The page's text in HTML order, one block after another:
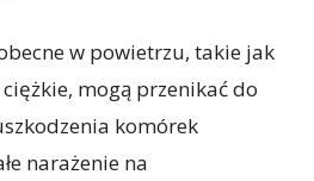
w powietrzu, takie jak
mogą przenikać do
komórek
narażenie na